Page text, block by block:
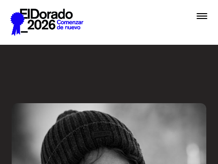
Saltar al contenido principal
Academias
Archivo